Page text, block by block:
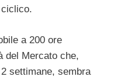
a 200 ore
del Mercato che,
settimane, sembra